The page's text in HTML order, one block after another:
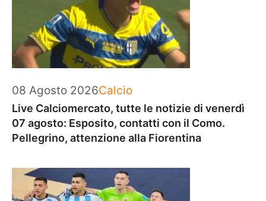
08 Agosto 2026Categorie
Calcio
Live Calciomercato, tutte le notizie di venerdì
07 agosto: Esposito, contatti con il Como.
Pellegrino, attenzione alla Fiorentina